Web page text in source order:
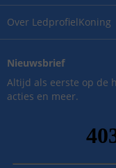
Over LedprofielKoning
Nieuwsbrief
Altijd als eerste op de
acties en meer.